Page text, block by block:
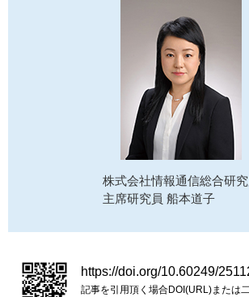
株式会社情報通信総合研
主席研究員 船本道子
https://doi.org/10.60249/
記事を引用頂く場合DOI(URL)または